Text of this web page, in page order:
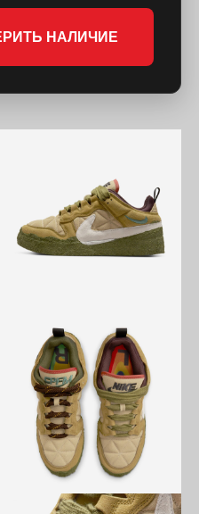
НАЛИЧИЕ